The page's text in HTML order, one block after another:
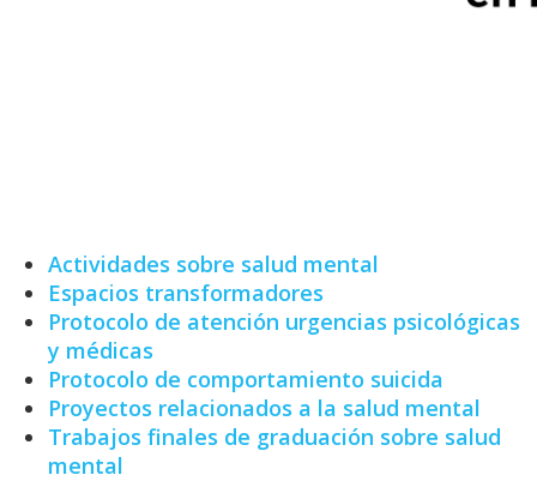
Actividades sobre salud mental
Espacios transformadores
Protocolo de atención urgencias psicológicas
y médicas
Protocolo de comportamiento suicida
Proyectos relacionados a la salud mental
Trabajos finales de graduación sobre salud
mental